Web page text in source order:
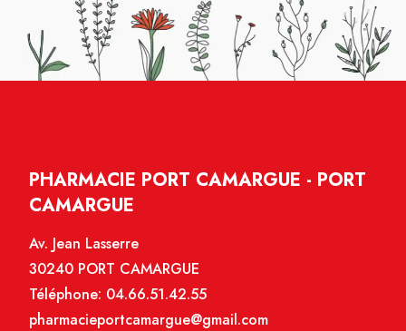
PHARMACIE PORT CAMARGUE - PORT
CAMARGUE
Av. Jean Lasserre
30240 PORT CAMARGUE
Téléphone: 04.66.51.42.55
pharmacieportcamargue@gmail.com